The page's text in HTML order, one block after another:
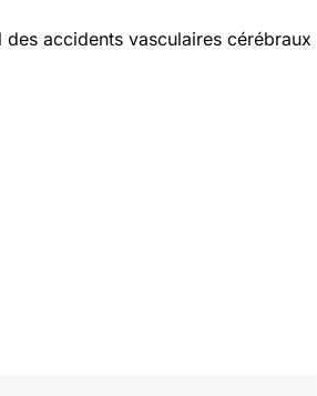
accidents vasculaires cérébraux